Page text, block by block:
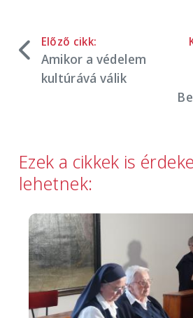
Előző cikk:
Amikor a védelem
kultúrává válik
Ezek a cikkek is
lehetnek:
Image